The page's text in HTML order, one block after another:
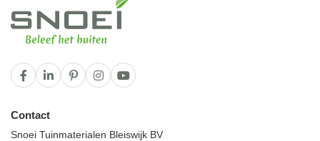
Contact
Snoei Tuinmaterialen Bleiswijk BV